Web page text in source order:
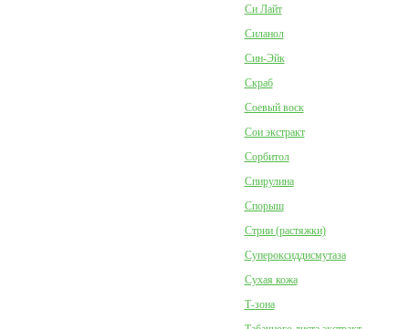
Си Лайт
Силанол
Син-Эйк
Скраб
Соевый воск
Сои экстракт
Сорбитол
Спирулина
Спорыш
Стрии (растяжки)
Супероксиддисмутаза
Сухая кожа
Т-зона